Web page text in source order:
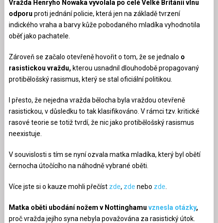
Vražda Henryho Nowaka vyvolala po celé Velké Británii vlnu
odporu proti jednání policie, která jen na základě tvrzení
indického vraha a barvy kůže pobodaného mladíka vyhodnotila
oběť jako pachatele.
Zároveň se začalo otevřeně hovořit o tom, že se jednalo o
rasistickou vraždu, kterou usnadnil dlouhodobě propagovaný
protibělošský rasismus, který se stal oficiální politikou.
I přesto, že nejedna vražda bělocha byla vraždou otevřeně
rasistickou, v důsledku to tak klasifikováno. V rámci tzv. kritické
rasové teorie se totiž tvrdí, že nic jako protibělošský rasismus
neexistuje.
V souvislosti s tím se nyní ozvala matka mladíka, který byl obětí
černocha útočícího na náhodně vybrané oběti.
Více jste si o kauze mohli přečístzde, zde nebo zde
Matka oběti ubodání nožem v Nottinghamu vznesla otázky,
proč vražda jejího syna nebyla považována za rasistický útok.